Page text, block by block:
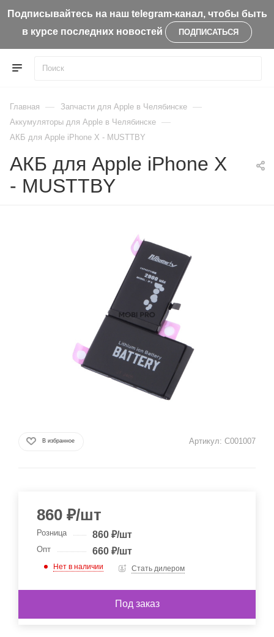
Подписывайтесь на наш telegram-канал, чтобы быть
в курсе последних новостей
ПОДПИСАТЬСЯ
Главная — Запчасти для Apple в Челябинске —
Aккумуляторы для Apple в Челябинске —
АКБ для Apple iPhone X - MUSTTBY
АКБ для Apple iPhone X
- MUSTTBY
В избранное Артикул: C001007
860 ₽/шт
Розница 860₽/шт
Опт 660₽/шт
Нет в наличии Стать дилером
Под заказ